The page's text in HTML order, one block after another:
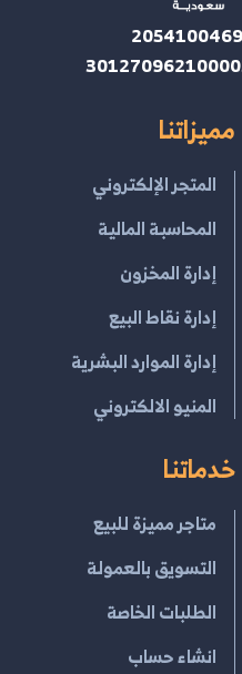
مميزاتنا
المتجر الإلكتروني
المحاسبة المالية
إدارة المخزون
إدارة نقاط البيع
إدارة الموارد البشرية
المنيو الالكتروني
خدماتنا
متاجر مميزة للبيع
التسويق بالعمولة
الطلبات الخاصة
انشاء حساب